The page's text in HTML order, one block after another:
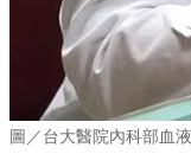
圖／台大醫院內科部血